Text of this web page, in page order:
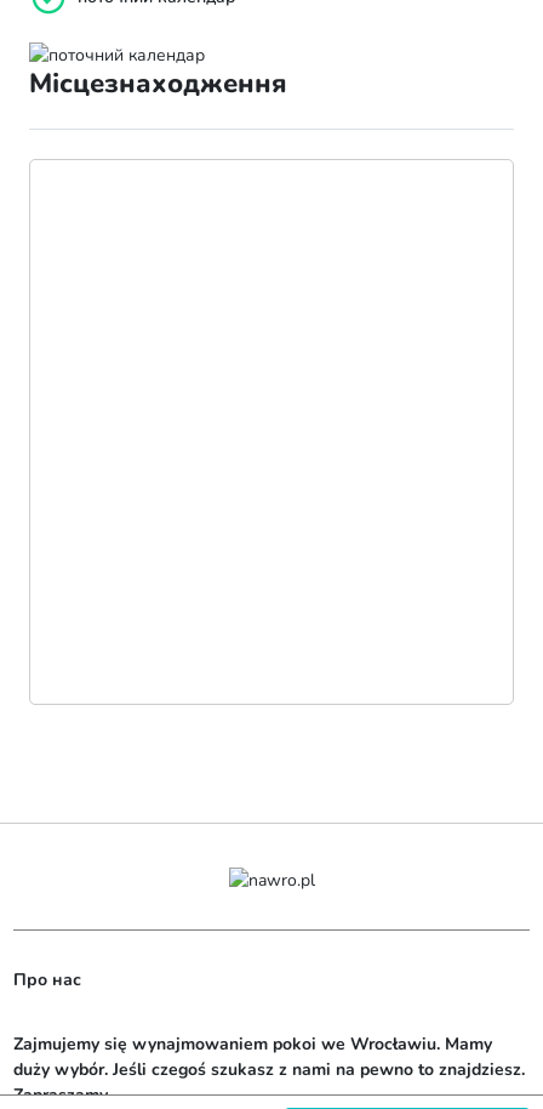
Місцезнаходження
Про нас
Zajmujemy się wynajmowaniem pokoi we Wrocławiu. Mamy
duży wybór. Jeśli czegoś szukasz z nami na pewno to znajdziesz.
Zapraszamy.